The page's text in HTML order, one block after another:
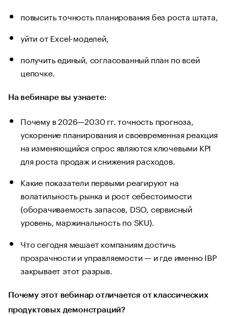
повысить точность планирования без роста штата,
уйти от Excel-моделей,
получить единый, согласованный план по всей
цепочке.
На вебинаре вы узнаете:
Почему в 2026—2030 гг. точность прогноза,
ускорение планирования и своевременная реакция
на изменяющийся спрос являются ключевыми KPI
для роста продаж и снижения расходов.
Какие показатели первыми реагируют на
волатильность рынка и рост себестоимости
(оборачиваемость запасов, DSO, сервисный
уровень, маржинальность по SKU).
Что сегодня мешает компаниям достичь
прозрачности и управляемости — и где именно IBP
закрывает этот разрыв.
Почему этот вебинар отличается от классических
продуктовых демонстраций?